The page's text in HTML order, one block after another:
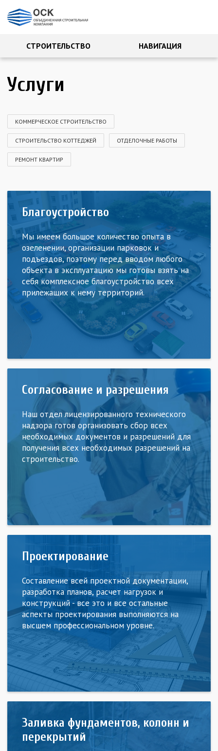
СТРОИТЕЛЬСТВО НАВИГАЦИЯ
Услуги
КОММЕРЧЕСКОЕ СТРОИТЕЛЬСТВО
СТРОИТЕЛЬСТВО КОТТЕДЖЕЙ ОТДЕЛОЧНЫЕ РАБОТЫ
РЕМОНТ КВАРТИР
Благоустройство
Мы имеем большое количество опыта в
озеленении, организации парковок и
подъездов, поэтому перед вводом любого
объекта в эксплуатацию мы готовы взять на
себя комплексное благоустройство всех
прилежащих к нему территорий.
Согласование и разрешения
Наш отдел лицензированного технического
надзора готов организовать сбор всех
необходимых документов и разрешений для
получения всех необходимых разрешений на
строительство.
Проектирование
Составление всей проектной документации,
разработка планов, расчет нагрузок и
конструкций - все это и все остальные
аспекты проектирования выполняются на
высшем профессиональном уровне.
Заливка фундаментов, колонн и
перекрытий